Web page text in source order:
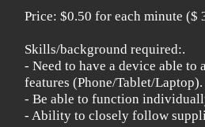
Price: $0.50 for each minute ($
Skills/background required:.
- Need to have a device able to
features (Phone/Tablet/Laptop).
- Be able to function
- Ability to closely follow